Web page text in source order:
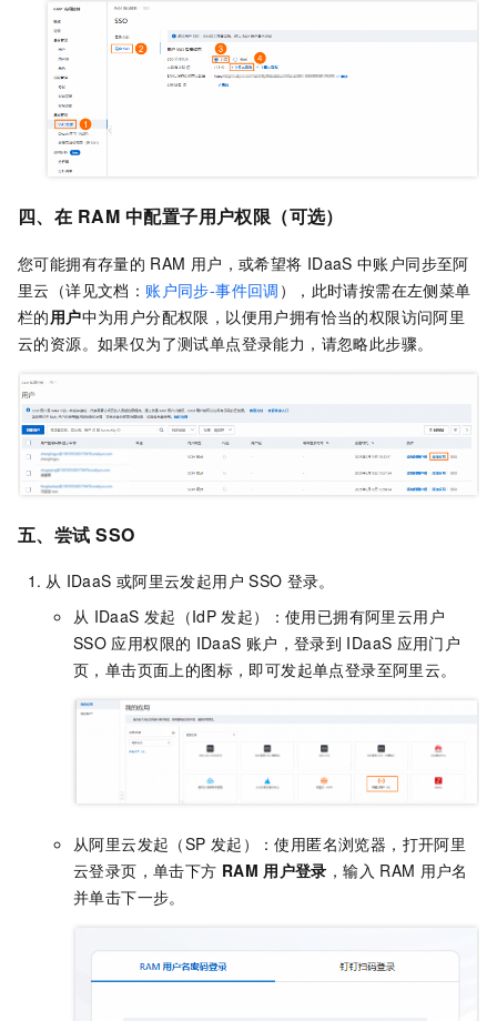
四、在 RAM 中配置子用户权限（可选）
您可能拥有存量的 RAM 用户，或希望将 IDaaS 中账户同步至阿
里云（详见文档： 账户同步-事件回调 ），此时请按需在左侧菜单
栏的用户中为用户分配权限，以便用户拥有恰当的权限访问阿里
云的资源。如果仅为了测试单点登录能力，请忽略此步骤。
五、尝试 SSO
从 IDaaS 或阿里云发起用户 SSO 登录。
从 IDaaS 发起（IdP 发起）：使用已拥有阿里云用户
SSO 应用权限的 IDaaS 账户，登录到 IDaaS 应用门户
页，单击页面上的图标，即可发起单点登录至阿里云。
从阿里云发起（SP 发起）：使用匿名浏览器，打开阿里
云登录页，单击下方 RAM 用户登录 ，输入 RAM 用户名
并单击下一步。